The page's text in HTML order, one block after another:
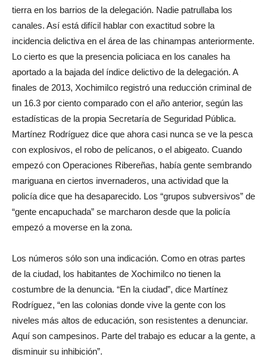
tierra en los barrios de la delegación. Nadie patrullaba los
canales. Así está difícil hablar con exactitud sobre la
incidencia delictiva en el área de las chinampas anteriormente.
Lo cierto es que la presencia policiaca en los canales ha
aportado a la bajada del índice delictivo de la delegación. A
finales de 2013, Xochimilco registró una reducción criminal de
un 16.3 por ciento comparado con el año anterior, según las
estadísticas de la propia Secretaría de Seguridad Pública.
Martínez Rodríguez dice que ahora casi nunca se ve la pesca
con explosivos, el robo de pelícanos, o el abigeato. Cuando
empezó con Operaciones Ribereñas, había gente sembrando
mariguana en ciertos invernaderos, una actividad que la
policía dice que ha desaparecido. Los “grupos subversivos” de
“gente encapuchada” se marcharon desde que la policía
empezó a moverse en la zona.
Los números sólo son una indicación. Como en otras partes
de la ciudad, los habitantes de Xochimilco no tienen la
costumbre de la denuncia. “En la ciudad”, dice Martínez
Rodríguez, “en las colonias donde vive la gente con los
niveles más altos de educación, son resistentes a denunciar.
Aquí son campesinos. Parte del trabajo es educar a la gente, a
disminuir su inhibición”.